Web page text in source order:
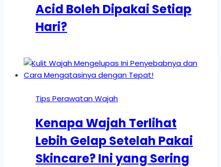
Acid Boleh Dipakai Setiap
Hari?
Tips Perawatan Wajah
Kenapa Wajah Terlihat
Lebih Gelap Setelah Pakai
Skincare? Ini yang Sering